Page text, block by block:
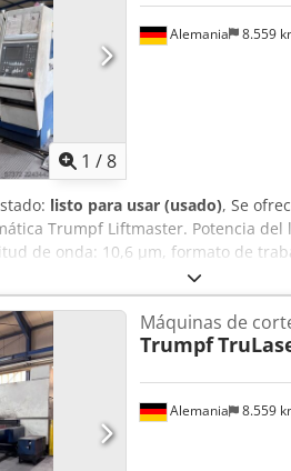
1 /8
Alemania 8.559
listo para usar (usado), Se
Trumpf Liftmaster. Potencia del
de onda: 10,6 µm, formato de
mm, carga máxima de la mesa:
X/Y: aproximadamente 300 m/
aproximadamente 25 mm/
74181 h, formato
1500 mm, capacidad de carga
de chapa del LiftMaster: 20 mm
X/Y/Z: aproximadamente 11250 mm/
Documentación disponible. Se
Alemania 8.559
Máquinas de
Trumpf